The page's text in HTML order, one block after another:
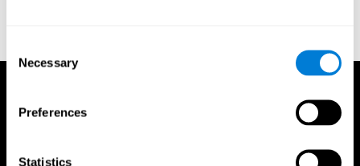
Selection
Necessary
Preferences
Statistics